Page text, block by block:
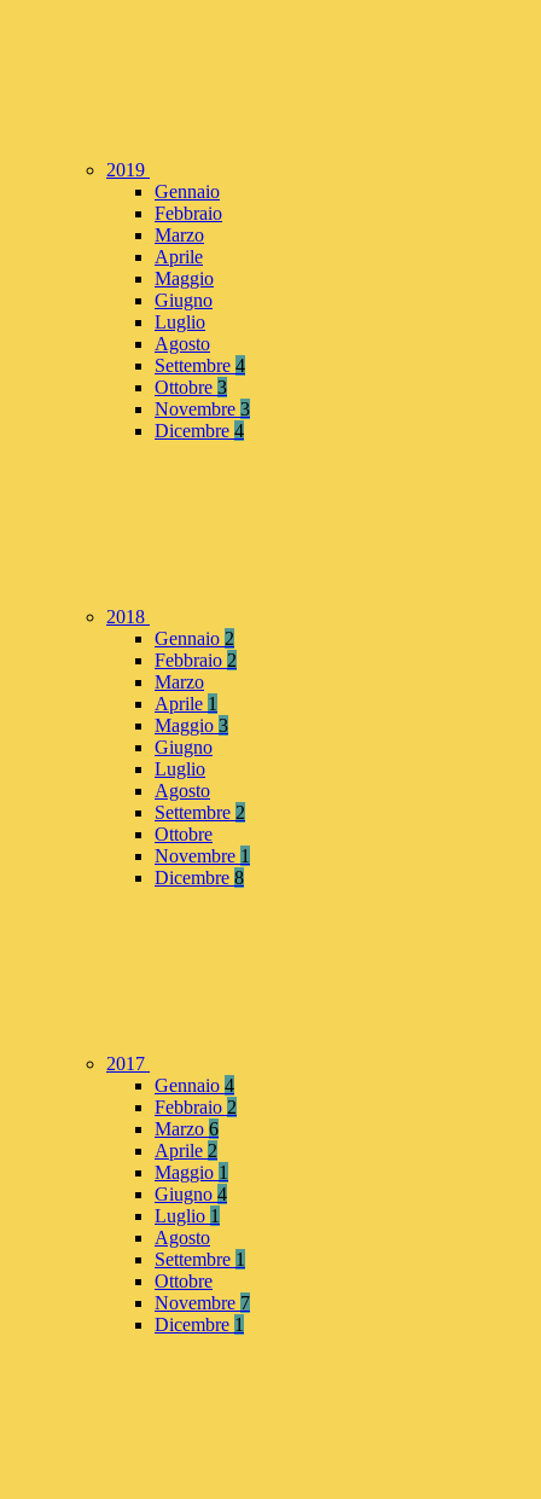
2019
Gennaio
Febbraio
Marzo
Aprile
Maggio
Giugno
Luglio
Agosto
Settembre 4
Ottobre 3
Novembre 3
Dicembre 4
2018
Gennaio 2
Febbraio 2
Marzo
Aprile 1
Maggio 3
Giugno
Luglio
Agosto
Settembre 2
Ottobre
Novembre 1
Dicembre 8
2017
Gennaio 4
Febbraio 2
Marzo 6
Aprile 2
Maggio 1
Giugno 4
Luglio 1
Agosto
Settembre 1
Ottobre
Novembre 7
Dicembre 1